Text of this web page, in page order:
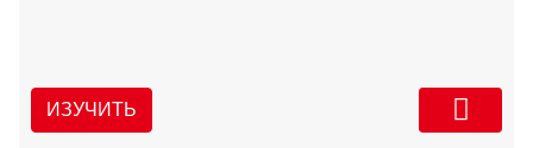
ИЗУЧИТЬ